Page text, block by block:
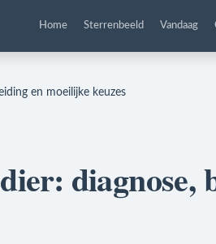
Home Sterrenbeeld Vandaag
en moeilijke keuzes
diagnose,